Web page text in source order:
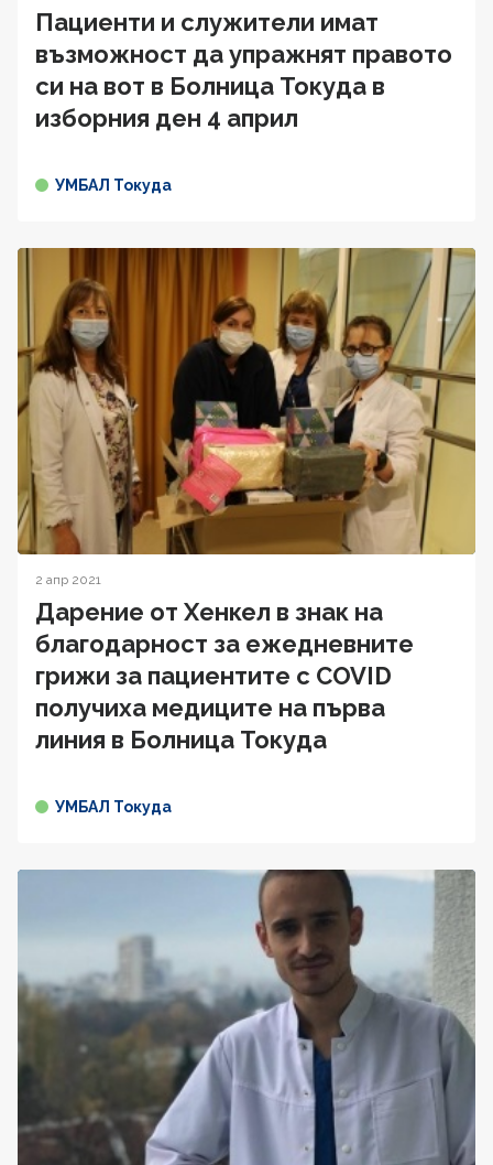
Пациенти и служители имат
възможност да упражнят правото
си на вот в Болница Токуда в
изборния ден 4 април
УМБАЛ Токуда
2 апр 2021
Дарение от Хенкел в знак на
благодарност за ежедневните
грижи за пациентите с COVID
получиха медиците на първа
линия в Болница Токуда
УМБАЛ Токуда